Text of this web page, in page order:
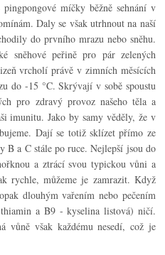
míčky běžně sehnání v
Daly se však utrhnout na naší
do prvního mrazu nebo sněhu.
sněhové peřině pro pár zelených
vrcholí právě v zimních měsících
do -15 °C. Skrývají v sobě spoustu
pro zdravý provoz našeho těla a
imunitu. Jako by samy věděly, že v
Dají se totiž sklízet přímo ze
B a C stále po ruce. Nejlepší jsou do
a ztrácí svou typickou vůni a
rychle, můžeme je zamrazit. Když
dlouhým vařením nebo pečením
a B9 - kyselina listová) ničí.
vůně však každému nesedí, což je